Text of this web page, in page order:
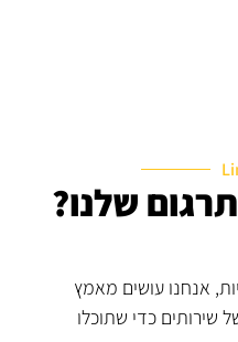
שלנו?
אנחנו עושים מאמץ
שירותים כדי שתוכלו